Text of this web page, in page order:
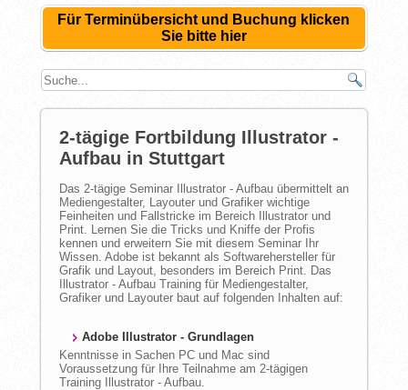
Für Terminübersicht und Buchung klicken
Sie bitte hier
2-tägige Fortbildung Illustrator -
Aufbau in Stuttgart
Das 2-tägige Seminar Illustrator - Aufbau übermittelt an
Mediengestalter, Layouter und Grafiker wichtige
Feinheiten und Fallstricke im Bereich Illustrator und
Print. Lernen Sie die Tricks und Kniffe der Profis
kennen und erweitern Sie mit diesem Seminar Ihr
Wissen. Adobe ist bekannt als Softwarehersteller für
Grafik und Layout, besonders im Bereich Print. Das
Illustrator - Aufbau Training für Mediengestalter,
Grafiker und Layouter baut auf folgenden Inhalten auf:
Adobe Illustrator - Grundlagen
Kenntnisse in Sachen PC und Mac sind
Voraussetzung für Ihre Teilnahme am 2-tägigen
Training Illustrator - Aufbau.